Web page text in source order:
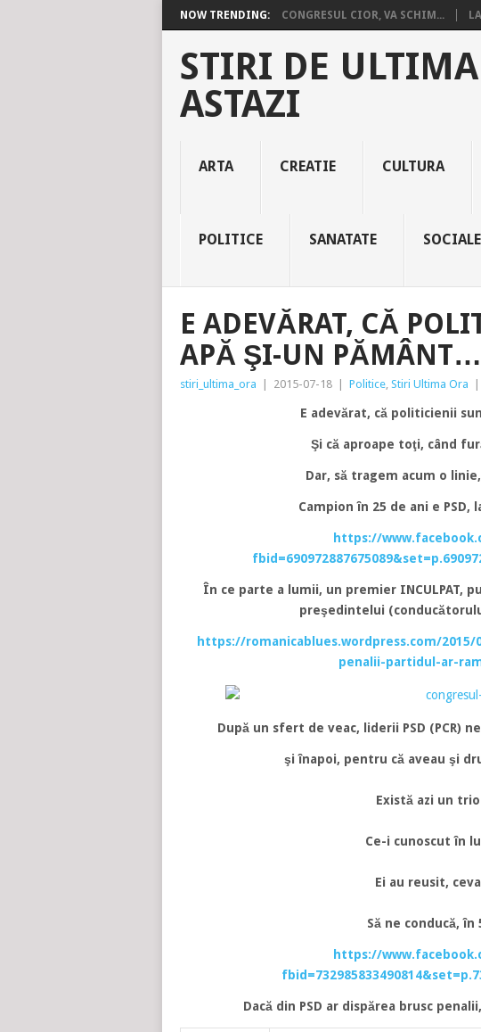
NOW TRENDING: CONGRESUL CIOR, VA SCHIM...
STIRI DE
ASTAZI
ARTA CREATIE CULTURA
POLITICE SANATATE SOCIALE
E ADEVĂRAT, CĂ
APĂ ŞI-UN PĂMÂNT…
stiri_ultima_ora 2015-07-18 Politice, Stiri Ultima Ora
E adevărat, că politicienii
Şi că aproape toţi, când
Dar, să tragem acum o
Campion în 25 de ani e PSD,
https://
În ce parte a lumii, un premier INCULPAT,
preşedintelui
https://romanicablues.wordpress.com/
penalii-partidul-ar-
După un sfert de veac, liderii PSD (PCR)
şi înapoi, pentru că aveau şi
Există azi un
Ce-i cunoscut în
Ei au reusit,
Să ne conducă, în
https://
Dacă din PSD ar dispărea brusc